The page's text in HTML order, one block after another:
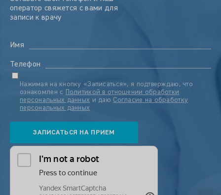
оператор свяжется с вами для
записи к врачу
Имя
Телефон
Нажимая на кнопку «Записаться», я подтверждаю, что
ознакомлен с
Политикой в отношении обработки
персональных данных и даю Согласие на обработку
персональных данных